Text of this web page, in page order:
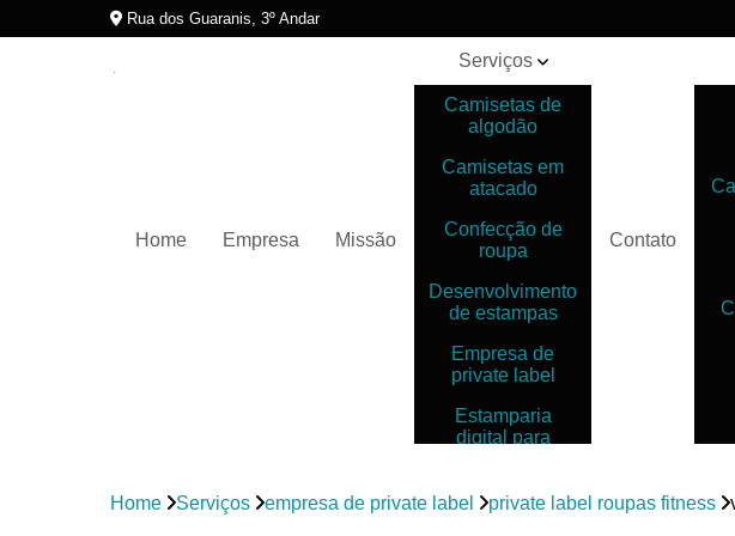
Rua dos Guaranis, 3º Andar
Home Empresa Missão
Serviços
Camisetas de
algodão
Camisetas em
atacado
Confecção de
roupa
Desenvolvimento
de estampas
Empresa de
private label
Estamparia
digital para
Estamparias
Contato
Home Serviços empresa de private label private label roupas fitness